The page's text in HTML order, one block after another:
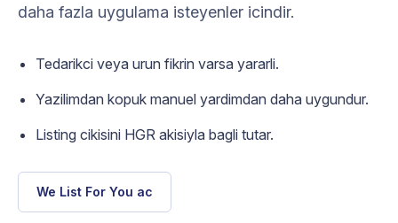
daha fazla uygulama isteyenler icindir.
Tedarikci veya urun fikrin varsa yararli.
Yazilimdan kopuk manuel yardimdan daha uygundur.
Listing cikisini HGR akisiyla bagli tutar.
We List For You ac